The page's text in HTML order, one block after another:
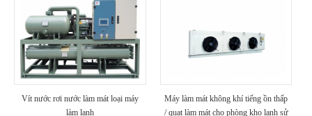
Vít nước rơi nước làm mát loại máy
làm lạnh
Máy làm mát không khí tiếng ồn thấp
/ quạt làm mát cho phòng kho lạnh sử